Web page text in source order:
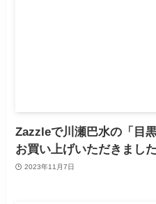
Zazzleで川瀬巴水の「目
お買い上げいただきました
2023年11月7日